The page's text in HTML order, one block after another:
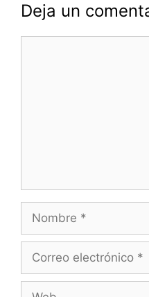
Deja un
Nombre
Correo
Web